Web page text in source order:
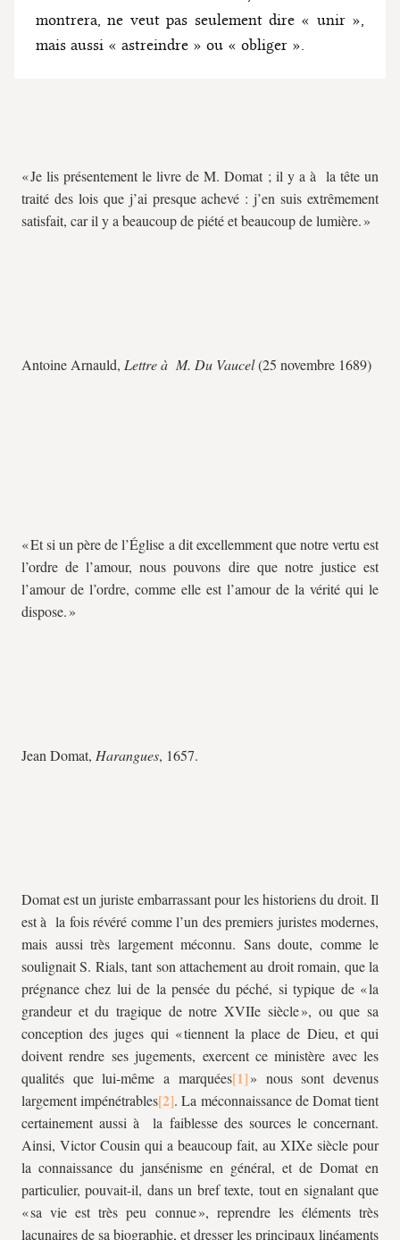
montrera, ne veut pas seulement dire « unir »,
mais aussi « astreindre » ou « obliger ».
« Je lis présentement le livre de M. Domat ; il y a à la tête un
traité des lois que j’ai presque achevé : j’en suis extrêmement
satisfait, car il y a beaucoup de piété et beaucoup de lumière. »
Antoine Arnauld, Lettre à M. Du Vaucel(25 novembre 1689)
« Et si un père de l’Église a dit excellemment que notre vertu est
l’ordre de l’amour, nous pouvons dire que notre justice est
l’amour de l’ordre, comme elle est l’amour de la vérité qui le
dispose. »
Jean Domat, Harangues, 1657.
Domat est un juriste embarrassant pour les historiens du droit. Il
est à la fois révéré comme l’un des premiers juristes modernes,
mais aussi très largement méconnu. Sans doute, comme le
soulignait S. Rials, tant son attachement au droit romain, que la
prégnance chez lui de la pensée du péché, si typique de « la
grandeur et du tragique de notre XVIIe siècle », ou que sa
conception des juges qui « tiennent la place de Dieu, et qui
doivent rendre ses jugements, exercent ce ministère avec les
qualités que lui-même a marquées
» nous sont devenus
largement impénétrables
. La méconnaissance de Domat tient
certainement aussi à la faiblesse des sources le concernant.
Ainsi, Victor Cousin qui a beaucoup fait, au XIXe siècle pour
la connaissance du jansénisme en général, et de Domat en
particulier, pouvait-il, dans un bref texte, tout en signalant que
« sa vie est très peu connue », reprendre les éléments très
lacunaires de sa biographie, et dresser les principaux linéaments